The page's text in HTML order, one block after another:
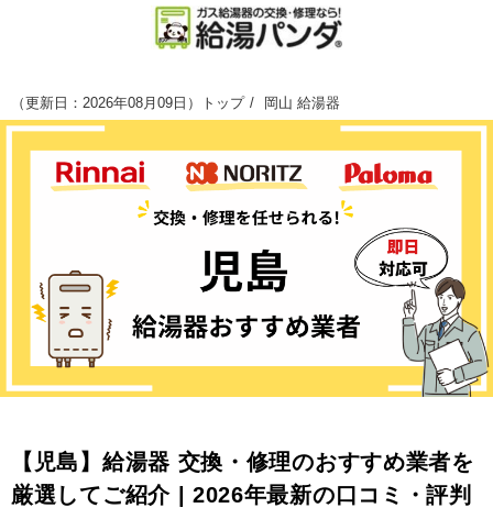
（更新日：2026年08月09日 ） トップ 岡山 給湯器
【児島】給湯器 交換・修理のおすすめ業者を
厳選してご紹介 | 2026年最新の口コミ・評判